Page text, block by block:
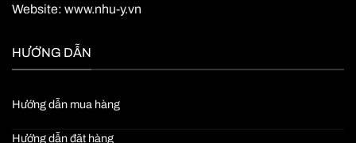
Website: www.nhu-y.vn
HƯỚNG DẪN
Hướng dẫn mua hàng
Hướng dẫn đặt hàng